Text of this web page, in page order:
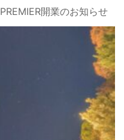
開業のお知らせ